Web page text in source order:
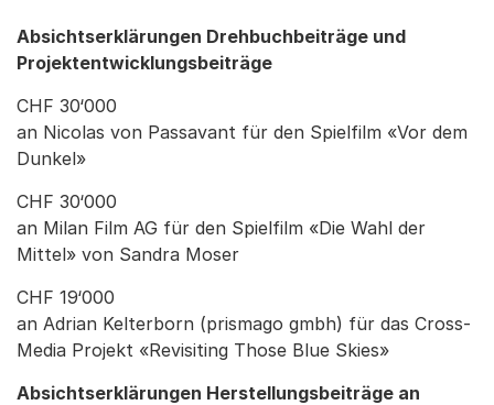
Absichtserklärungen Drehbuchbeiträge und
Projektentwicklungsbeiträge
CHF 30‘000
an Nicolas von Passavant für den Spielfilm «Vor dem
Dunkel»
CHF 30‘000
an Milan Film AG für den Spielfilm «Die Wahl der
Mittel» von Sandra Moser
CHF 19‘000
an Adrian Kelterborn (prismago gmbh) für das Cross-
Media Projekt «Revisiting Those Blue Skies»
Absichtserklärungen Herstellungsbeiträge an